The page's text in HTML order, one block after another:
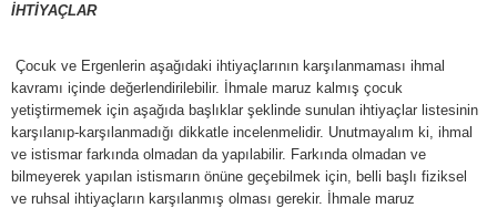
İHTİYAÇLAR
Çocuk ve Ergenlerin aşağıdaki ihtiyaçlarının karşılanmaması ihmal
kavramı içinde değerlendirilebilir. İhmale maruz kalmış çocuk
yetiştirmemek için aşağıda başlıklar şeklinde sunulan ihtiyaçlar listesinin
karşılanıp-karşılanmadığı dikkatle incelenmelidir. Unutmayalım ki, ihmal
ve istismar farkında olmadan da yapılabilir. Farkında olmadan ve
bilmeyerek yapılan istismarın önüne geçebilmek için, belli başlı fiziksel
ve ruhsal ihtiyaçların karşılanmış olması gerekir. İhmale maruz